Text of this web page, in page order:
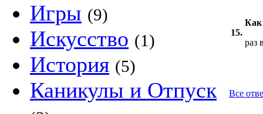
Игры (9)
Искусство (1)
История (5)
Каникулы и Отпуск
15.
Как
раз
Все